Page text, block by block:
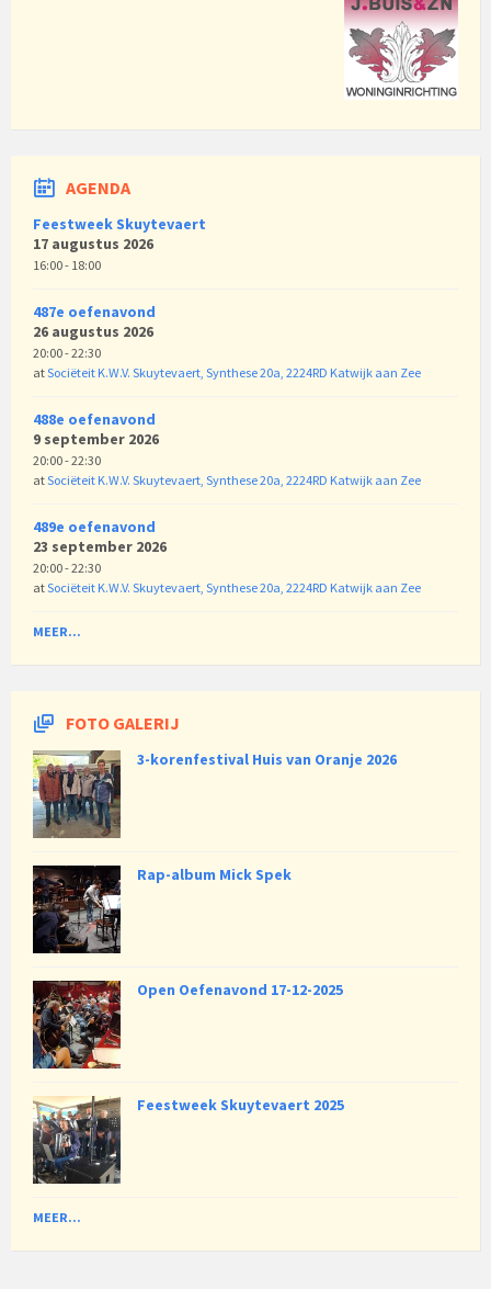
AGENDA
Feestweek Skuytevaert
17 augustus 2026
16:00 - 18:00
487e oefenavond
26 augustus 2026
20:00 - 22:30
atSociëteit K.W.V. Skuytevaert, Synthese 20a, 2224RD Katwijk aan Zee
488e oefenavond
9 september 2026
20:00 - 22:30
atSociëteit K.W.V. Skuytevaert, Synthese 20a, 2224RD Katwijk aan Zee
489e oefenavond
23 september 2026
20:00 - 22:30
atSociëteit K.W.V. Skuytevaert, Synthese 20a, 2224RD Katwijk aan Zee
MEER...
FOTO GALERIJ
3-korenfestival Huis van Oranje 2026
Rap-album Mick Spek
Open Oefenavond 17-12-2025
Feestweek Skuytevaert 2025
MEER...